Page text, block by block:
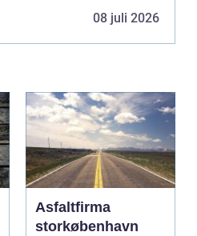
08 juli 2026
Asfaltfirma
storkøbenhavn